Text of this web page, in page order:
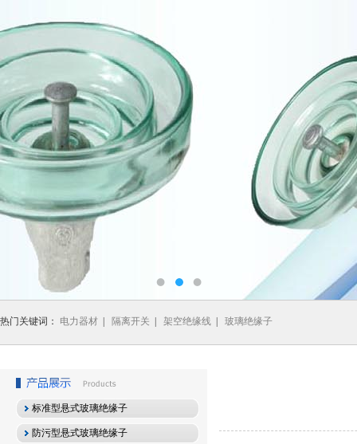
热门关键词： 电力器材 隔离开关 架空绝缘线 玻璃绝缘子
标准型悬式玻璃绝缘子
防污型悬式玻璃绝缘子